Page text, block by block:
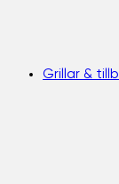
Grillar &